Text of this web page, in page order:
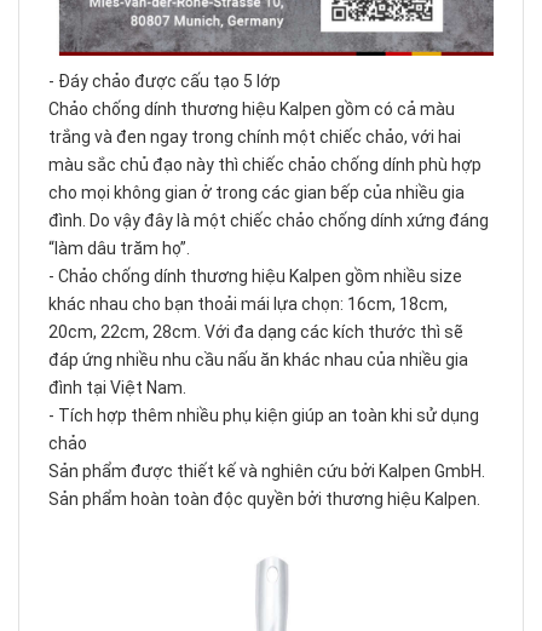
- Đáy chảo được cấu tạo 5 lớp
Chảo chống dính thương hiệu Kalpen gồm có cả màu
trắng và đen ngay trong chính một chiếc chảo, với hai
màu sắc chủ đạo này thì chiếc chảo chống dính phù hợp
cho mọi không gian ở trong các gian bếp của nhiều gia
đình. Do vậy đây là một chiếc chảo chống dính xứng đáng
“làm dâu trăm họ”.
- Chảo chống dính thương hiệu Kalpen gồm nhiều size
khác nhau cho bạn thoải mái lựa chọn: 16cm, 18cm,
20cm, 22cm, 28cm. Với đa dạng các kích thước thì sẽ
đáp ứng nhiều nhu cầu nấu ăn khác nhau của nhiều gia
đình tại Việt Nam.
- Tích hợp thêm nhiều phụ kiện giúp an toàn khi sử dụng
chảo
Sản phẩm được thiết kế và nghiên cứu bởi Kalpen GmbH.
Sản phẩm hoàn toàn độc quyền bởi thương hiệu Kalpen.